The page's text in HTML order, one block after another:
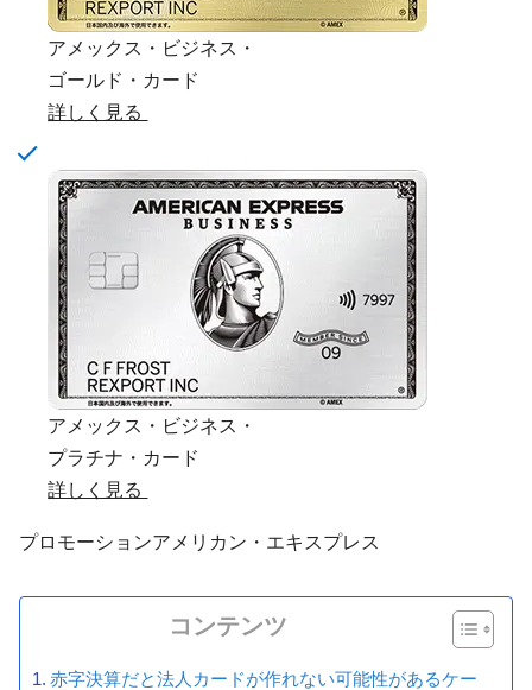
アメックス・ビジネス・
ゴールド・カード
詳しく見る
アメックス・ビジネス・
プラチナ・カード
詳しく見る
プロモーションアメリカン・エキスプレス
コンテンツ
赤字決算だと法人カードが作れない可能性があるケー